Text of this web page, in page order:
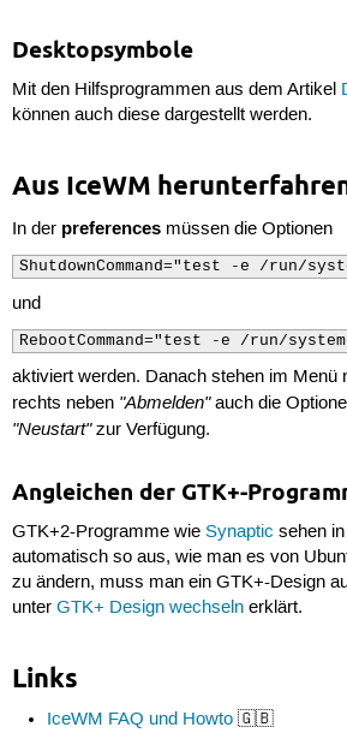
Desktopsymbole
Mit den Hilfsprogrammen aus dem Artikel
können auch diese dargestellt werden.
Aus IceWM
In der preferencesmüssen die Optionen
ShutdownCommand="test -e /run/
und
RebootCommand="test -e /run/
aktiviert werden. Danach stehen im Menü
rechts neben "Abmelden"auch die
"Neustart"zur Verfügung.
Angleichen der GTK+-
GTK+2-Programme wie Synaptic sehen
automatisch so aus, wie man es von
zu ändern, muss man ein GTK+-Design
unter GTK+ Design wechselnerklärt.
Links
IceWM FAQ und Howto 🇬🇧